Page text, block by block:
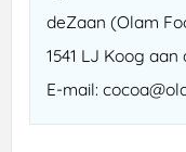
deZaan (Olam
1541 LJ Koog
E-mail: